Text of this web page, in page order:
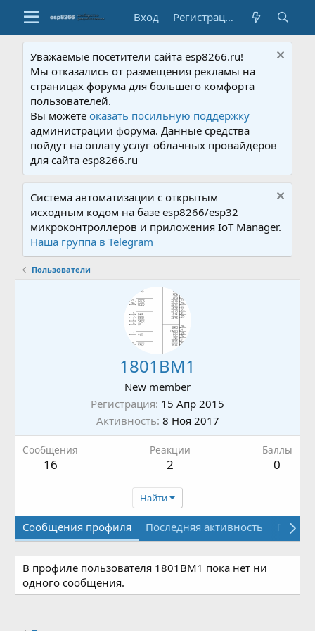
Вход Регистрация
Уважаемые посетители сайта esp8266.ru!
Мы отказались от размещения рекламы на
страницах форума для большего комфорта
пользователей.
Вы можетеоказать посильную поддержку
администрации форума. Данные средства
пойдут на оплату услуг облачных провайдеров
для сайта esp8266.ru
Система автоматизации с открытым
исходным кодом на базе esp8266/esp32
микроконтроллеров и приложения IoT Manager.
Наша группа в Telegram
Пользователи
1801BM1
New member
Регистрация 15 Апр 2015
Активность 8 Ноя 2017
Сообщения
16
Реакции
2
Баллы
0
Найти
Сообщения профиля Последняя активность
В профиле пользователя 1801BM1 пока нет ни
одного сообщения.